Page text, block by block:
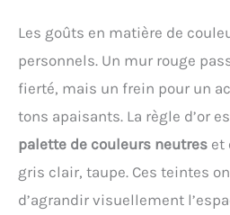
Les goûts en matière de
personnels. Un mur rouge
fierté, mais un frein pour un
tons apaisants. La règle d’or
palette de couleurs neutres et
gris clair, taupe. Ces teintes
d’agrandir visuellement